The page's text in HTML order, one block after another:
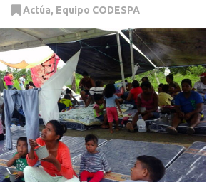
Actúa, Equipo CODESPA